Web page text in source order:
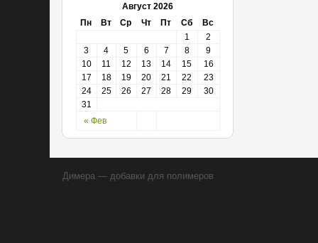
Август 2026
Пн
Вт Ср Чт Пт Сб Вс
« Фев
1
2
3
4 5 6 7 8
9
10
11 12 13 14 15
16
17
18 19 20 21 22
23
24
25 26 27 28 29
30
31
Димера — добавки для полимеров